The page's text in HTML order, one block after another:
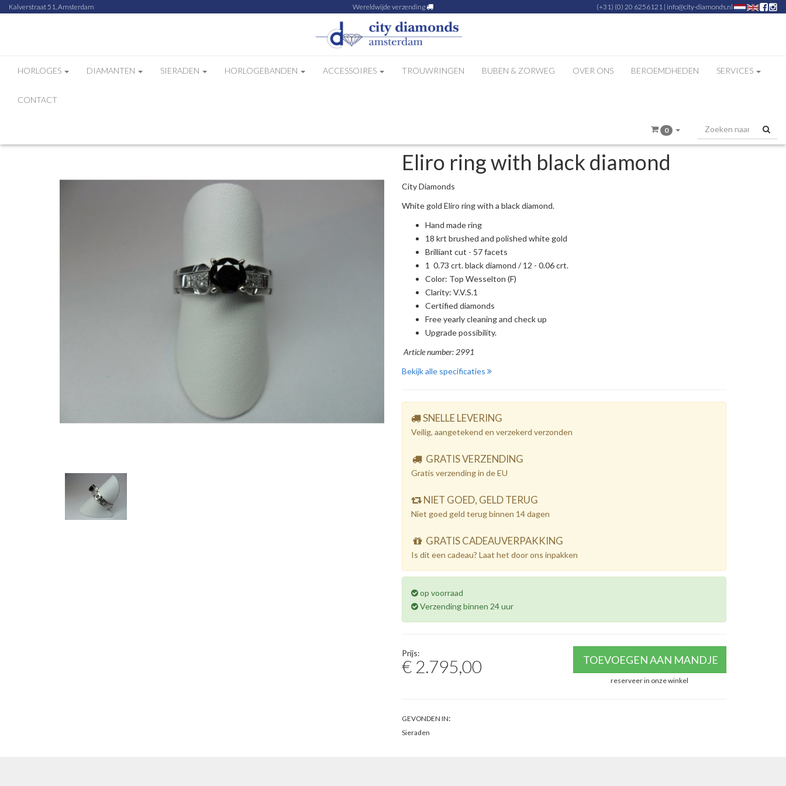
Kalverstraat 51, Amsterdam Wereldwijde verzending (+31) (0) 20 6256121 | info@city-diamonds.nl
HORLOGES DIAMANTEN SIERADEN HORLOGEBANDEN ACCESSOIRES TROUWRINGEN BUBEN & ZORWEG OVER ONS BEROEMDHEDEN SERVICES
CONTACT
0
Eliro ring with black diamond
City Diamonds
White gold Eliro ring with a black diamond.
Hand made ring
18 krt brushed and polished white gold
Brilliant cut - 57 facets
1  0.73 crt. black diamond / 12 - 0.06 crt.
Color: Top Wesselton (F)
Clarity: V.V.S.1
Certified diamonds
Free yearly cleaning and check up
Upgrade possibility.
Article number: 2991
Bekijk alle specificaties
SNELLE LEVERING
Veilig, aangetekend en verzekerd verzonden
GRATIS VERZENDING
Gratis verzending in de EU
NIET GOED, GELD TERUG
Niet goed geld terug binnen 14 dagen
GRATIS CADEAUVERPAKKING
Is dit een cadeau? Laat het door ons inpakken
op voorraad
Verzending binnen 24 uur
Prijs:
€ 2.795,00 TOEVOEGEN AAN MANDJE
reserveer in onze winkel
GEVONDEN IN:
Sieraden